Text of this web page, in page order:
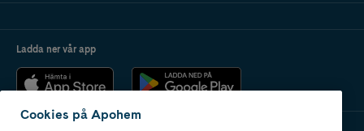
Ladda ner vår app
Cookies på Apohem